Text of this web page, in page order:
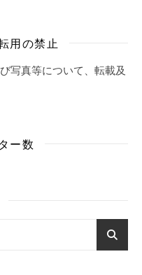
用の禁止
写真等について、転載及
ー数